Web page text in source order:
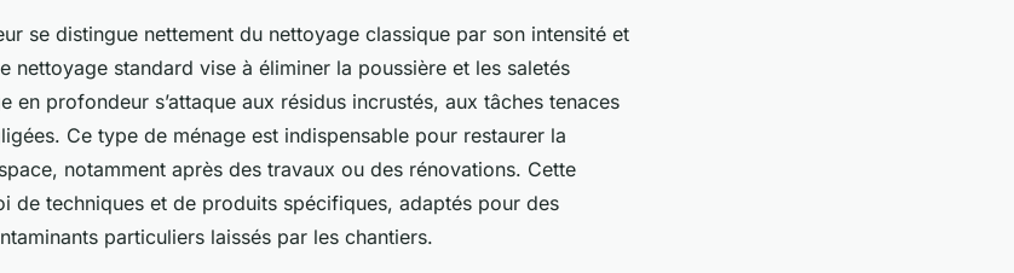
se distingue nettement du nettoyage classique par son intensité et
nettoyage standard vise à éliminer la poussière et les saletés
en profondeur s’attaque aux résidus incrustés, aux tâches tenaces
Ce type de ménage est indispensable pour restaurer la
notamment après des travaux ou des rénovations. Cette
de techniques et de produits spécifiques, adaptés pour des
particuliers laissés par les chantiers.